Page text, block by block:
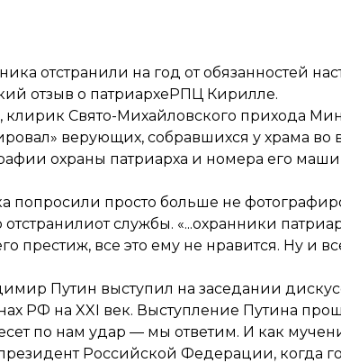
отстранили на год от обязанностей
отзыв о патриархеРПЦ Кирилле.
Свято-Михайловского прихода
верующих, собравшихся у храма во
охраны патриарха и номера его
попросили просто больше не
службы. «...охранники
престиж, все это ему не нравится. Ну и
Путин выступил на заседании
РФ на XXI век. Выступление Путина
по нам удар — мы ответим. И как
Российской Федерации, когда